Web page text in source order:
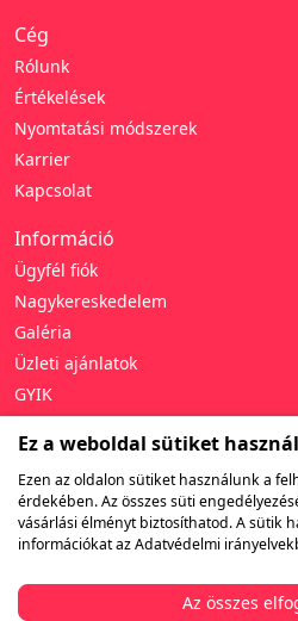
Cég
Rólunk
Értékelések
Nyomtatási módszerek
Karrier
Kapcsolat
Információ
Ügyfél fiók
Nagykereskedelem
Galéria
Üzleti ajánlatok
GYIK
Támogatás
Adatvédelmi irányelvek
Általános szerződési feltételek
Jótállás és visszaküldés
Fizetés
Ez a weboldal sütiket használ
Ezen az oldalon sütiket használunk a
érdekében. Az összes süti
vásárlási élményt biztosíthatod. A sütik
információkat az Adatvédelmi
Az összes